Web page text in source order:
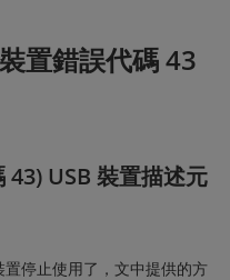
置錯誤代碼 43
43) USB 裝置描述元
停止使用了，文中提供的方